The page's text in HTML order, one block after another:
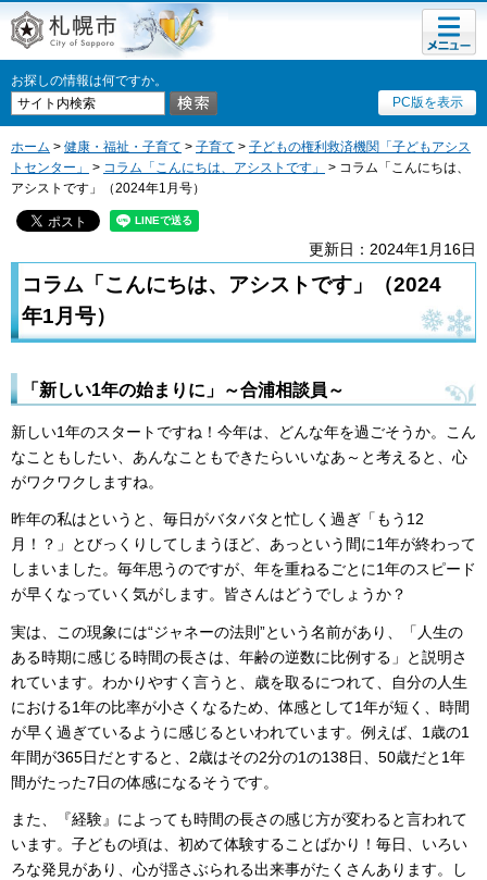
札幌市
お探しの情報は何ですか。
PC版を表示
メニュ
ー
ホーム > 健康・福祉・子育て > 子育て > 子どもの権利救済機関「子どもアシス
トセンター」
> コラム「こんにちは、アシストです」
> コラム「こんにちは、
アシストです」（2024年1月号）
更新日：2024年1月16日
コラム「こんにちは、アシストです」（2024
年1月号）
「新しい1年の始まりに」～合浦相談員～
新しい1年のスタートですね！今年は、どんな年を過ごそうか。こん
なこともしたい、あんなこともできたらいいなあ～と考えると、心
がワクワクしますね。
昨年の私はというと、毎日がバタバタと忙しく過ぎ「もう12
月！？」とびっくりしてしまうほど、あっという間に1年が終わって
しまいました。毎年思うのですが、年を重ねるごとに1年のスピード
が早くなっていく気がします。皆さんはどうでしょうか？
実は、この現象には“ジャネーの法則”という名前があり、「人生の
ある時期に感じる時間の長さは、年齢の逆数に比例する」と説明さ
れています。わかりやすく言うと、歳を取るにつれて、自分の人生
における1年の比率が小さくなるため、体感として1年が短く、時間
が早く過ぎているように感じるといわれています。例えば、1歳の1
年間が365日だとすると、2歳はその2分の1の138日、50歳だと1年
間がたった7日の体感になるそうです。
また、『経験』によっても時間の長さの感じ方が変わると言われて
います。子どもの頃は、初めて体験することばかり！毎日、いろい
ろな発見があり、心が揺さぶられる出来事がたくさんあります。し